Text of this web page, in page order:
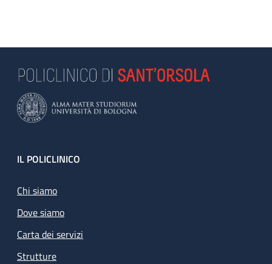
Footer
IL POLICLINICO
Chi siamo
Dove siamo
Carta dei servizi
Strutture